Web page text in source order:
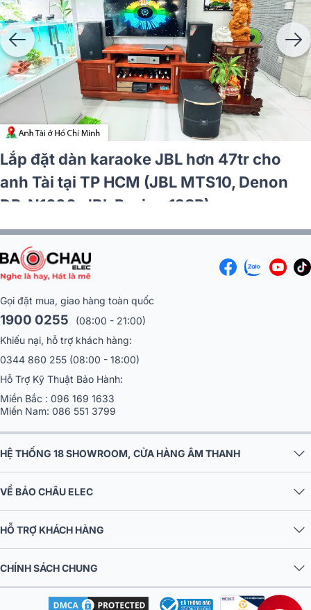
Lắp đặt dàn karaoke JBL hơn 47tr cho
anh Tài tại TP HCM (JBL MTS10, Denon
DP-N1600, JBL Pasion 12SP)
Gọi đặt mua, giao hàng toàn quốc
1900 0255
(08:00 - 21:00)
Khiếu nại, hỗ trợ khách hàng:
0344 860 255 (08:00 - 18:00)
Hỗ Trợ Kỹ Thuật Bảo Hành:
Miền Bắc : 096 169 1633
Miền Nam: 086 551 3799
HỆ THỐNG 18 SHOWROOM, CỬA HÀNG ÂM THANH
VỀ BẢO CHÂU ELEC
HỖ TRỢ KHÁCH HÀNG
CHÍNH SÁCH CHUNG